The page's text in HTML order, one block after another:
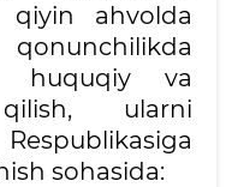
qiyin ahvolda
huquqiy va
ularni
sohasida: